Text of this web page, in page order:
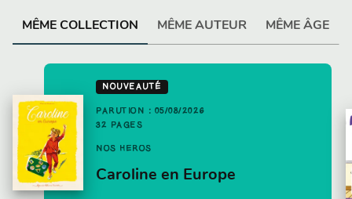
MÊME COLLECTION MÊME AUTEUR MÊME ÂGE
NOUVEAUTÉ
PARUTION : 05/08/2026
32 PAGES
NOS HÉROS
Caroline en Europe